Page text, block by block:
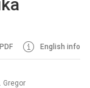
English info
Gregor